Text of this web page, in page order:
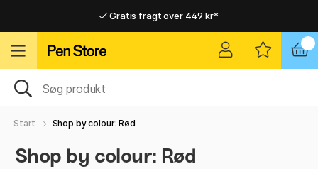
Gratis fragt over 449 kr*
Hurtigt til dør eller pakkeshop
Hurtigt til dør eller pakkeshop
Start Shop by colour: Rød
Shop by colour: Rød